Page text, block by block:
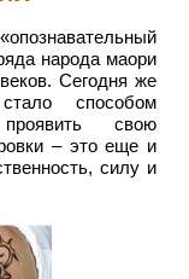
народа маори
Сегодня же
способом
свою
– это еще и
силу и